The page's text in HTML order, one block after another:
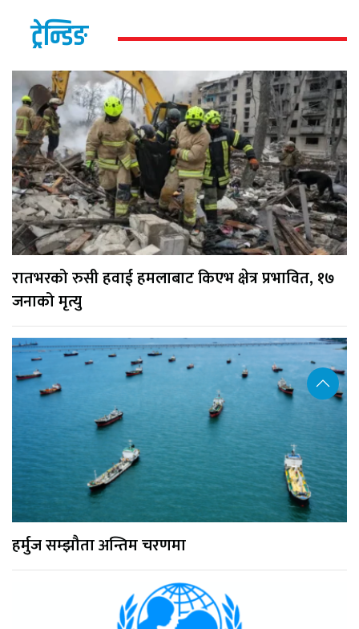
ट्रेन्डिङ
रातभरको रुसी हवाई हमलाबाट किएभ क्षेत्र प्रभावित, १७
जनाको मृत्यु
हर्मुज सम्झौता अन्तिम चरणमा